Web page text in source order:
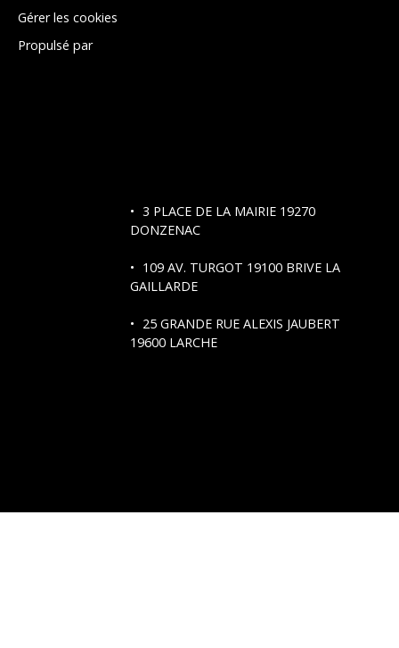
Gérer les cookies
Propulsé par
3 PLACE DE LA MAIRIE 19270
DONZENAC
109 AV. TURGOT 19100 BRIVE LA
GAILLARDE
25 GRANDE RUE ALEXIS JAUBERT
19600 LARCHE